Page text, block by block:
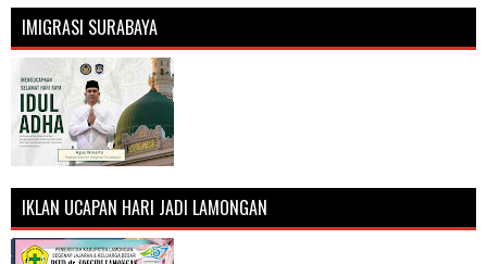
IMIGRASI SURABAYA
IKLAN UCAPAN HARI JADI LAMONGAN